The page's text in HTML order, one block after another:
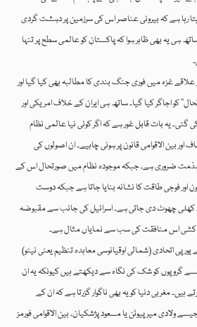
دیتا رہا ہے کہ بیرونی عناصر اس کی سرزمین پر دہشت گردی
ہی یہ بھی ظاہر ہوا کہ پاکستان کو عالمی سطح پر تنہا
غزہ میں فوری جنگ بندی کا مطالبہ بھی کیا گیا اور
کو اجاگر کیا گیا۔ ساتھ ہی ایران کے خلاف امریکی اور
یہ بات قابل غور ہے کہ اگر کوئی نیا عالمی نظام
بین الاقوامی قانون پر ہونی چاہیے۔ ان اصولوں کی
مذمت ضروری ہے، جبکہ موجودہ نظام میں صورتحال اس کے
فوجی طاقت کا نشانہ بنایا جاتا ہے جبکہ دوست
کھلی چھوٹ دی جاتی ہے۔ اسرائیل کی جانب سے مقبوضہ
اس منافقت کی سب سے نمایاں مثال ہے۔
اتحادی (شمالی اوقیانوسی معاہدہ تنظیم یعنی نیٹو)
گروپوں کو شک کی نگاہ سے دیکھتے ہیں کیونکہ یہ ان
مغربی دنیا کو یہ بھی ناگوار گزرتا ہے کہ ان کے
ولادی میر پیوٹن یا مسعود پژشکیان، بین الاقوامی فورمز